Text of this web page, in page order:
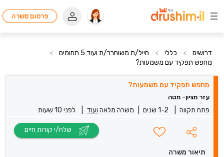
פרסום משרה
דרושים > כללי > חייל/ת משוחרר/ת ועוד 5 תחומים
>
מחפש תפקיד עם משמעות?
מחפש תפקיד עם משמעות?
עזר מציון- מטה
פתח תקווה 1-2 שנים משרה מלאה ועוד לפני 10 שעות
תיאור משרה